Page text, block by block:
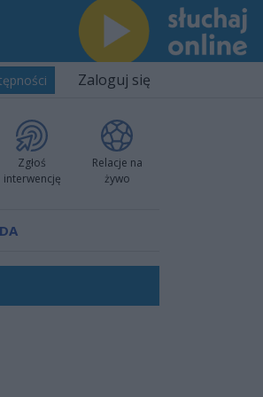
Zaloguj się
Zgłoś
interwencję
Relacje na
żywo
tradycję"